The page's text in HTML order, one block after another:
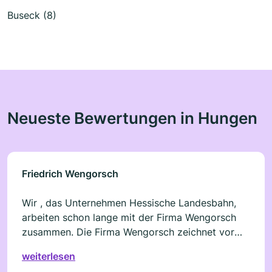
Buseck (8)
Neueste Bewertungen in Hungen
Friedrich Wengorsch
Wir , das Unternehmen Hessische Landesbahn,
arbeiten schon lange mit der Firma Wengorsch
zusammen. Die Firma Wengorsch zeichnet vor
Terminverlässlichkeit und Flexibilität aus. Selbst
weiterlesen